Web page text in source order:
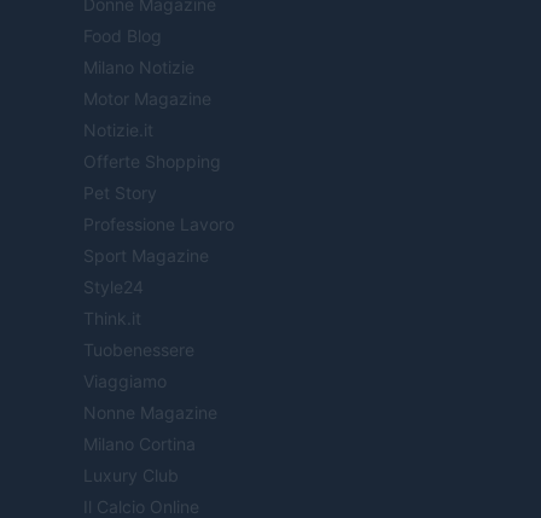
Food Blog
Milano Notizie
Motor Magazine
Notizie.it
Offerte Shopping
Pet Story
Professione Lavoro
Sport Magazine
Style24
Think.it
Tuobenessere
Viaggiamo
Nonne Magazine
Milano Cortina
Luxury Club
Il Calcio Online